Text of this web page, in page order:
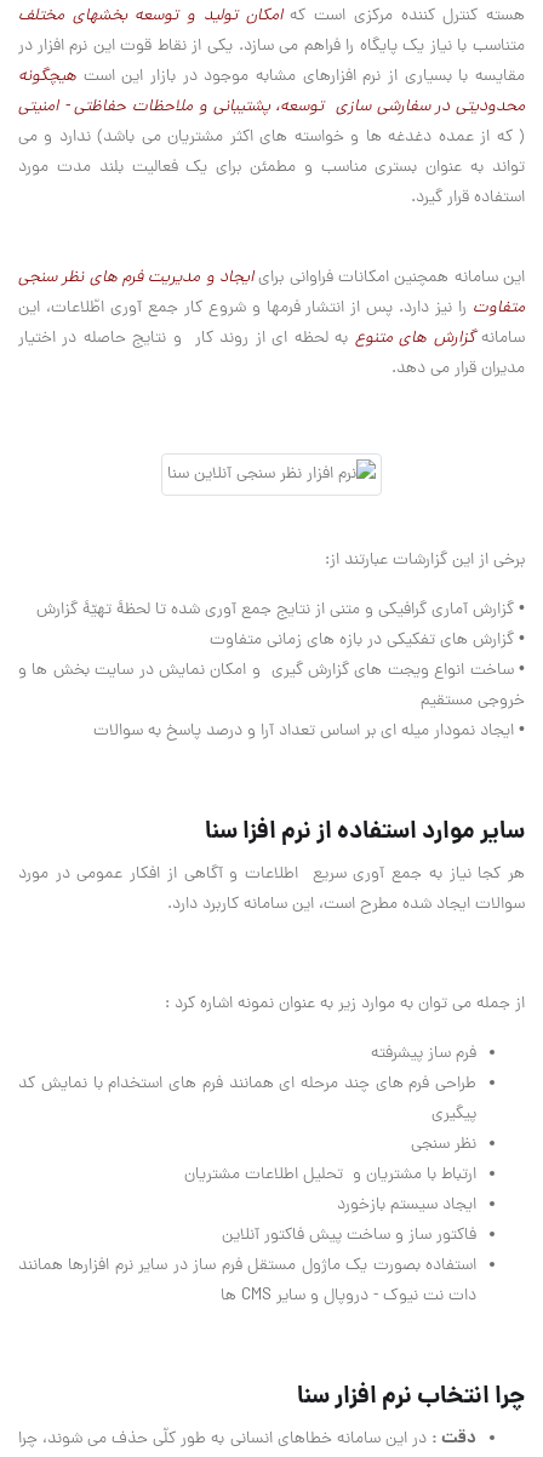
هسته کنترل کننده مرکزی است کهامکان تولید و توسعه بخشهای مختلف
متناسب با نیاز یک پایگاه را فراهم می سازد. یکی از نقاط قوت این نرم افزاردر
مقایسه با بسیاری از نرم افزارهای مشابه موجود در بازار این است هیچگونه
محدودیتی در سفارشی سازی توسعه، پشتیبانی و ملاحظات حفاظتی - امنیتی
( که از عمده دغدغه ها و خواسته های اکثر مشتریان می باشد) ندارد و می
تواند به عنوان بستری مناسب و مطمئن برای یک فعالیت بلند مدت مورد
استفاده قرار گیرد.
این سامانه همچنین امکانات فراوانی برایایجاد و مدیریت فرم های نظر سنجی
متفاوت را نیز دارد. پس از انتشار فرمها و شروع کار جمع آوری اطّلاعات، این
سامانهگزارش های متنوع به لحظه ای از روند کار و نتایج حاصله در اختیار
مدیران قرار می دهد.
برخی از این گزارشات عبارتند از:
• گزارش آماری گرافیکی و متنی از نتایج جمع آوری شده تا لحظۀ تهیّۀ گزارش
• گزارش های تفکیکی در بازه های زمانی متفاوت
• ساخت انواع ویجت های گزارش گیری و امکان نمایش در سایت بخش ها و
خروجی مستقیم
• ایجاد نمودار میله ای بر اساس تعداد آرا و درصد پاسخ به سوالات
سایر موارد استفاده از نرم افزا سنا
هر کجا نیاز به جمع آوری سریع اطلاعات و آگاهی از افکار عمومی در مورد
سوالات ایجاد شده مطرح است، این سامانه کاربرد دارد.
از جمله می توان به موارد زیر به عنوان نمونه اشاره کرد :
فرم ساز پیشرفته
طراحی فرم های چند مرحله ای همانند فرم های استخدام با نمایش کد
پیگیری
نظر سنجی
ارتباط با مشتریان و تحلیل اطلاعات مشتریان
ایجاد سیستم بازخورد
فاکتور ساز و ساخت پیش فاکتور آنلاین
استفاده بصورت یک ماژول مستقل فرم ساز در سایر نرم افزارها همانند
دات نت نیوک - دروپال و سایر CMS ها
چرا انتخاب نرم افزار سنا
دقت : در این سامانه خطاهای انسانی به طور کلّی حذف می شوند، چرا